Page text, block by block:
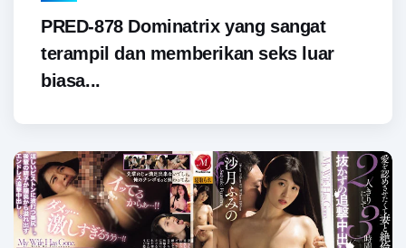
PRED-878 Dominatrix yang sangat
terampil dan memberikan seks luar
biasa...